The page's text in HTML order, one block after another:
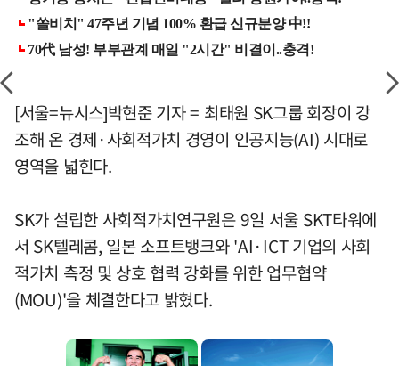
[서울=뉴시스]박현준 기자 = 최태원 SK그룹 회장이 강
조해 온 경제·사회적가치 경영이 인공지능(AI) 시대로
영역을 넓힌다.
SK가 설립한 사회적가치연구원은 9일 서울 SKT타워에
서 SK텔레콤, 일본 소프트뱅크와 'AI·ICT 기업의 사회
적가치 측정 및 상호 협력 강화를 위한 업무협약
(MOU)'을 체결한다고 밝혔다.